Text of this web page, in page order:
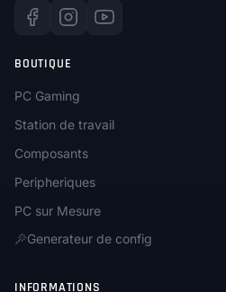
BOUTIQUE
PC Gaming
Station de travail
Composants
Peripheriques
PC sur Mesure
Generateur de config
INFORMATIONS